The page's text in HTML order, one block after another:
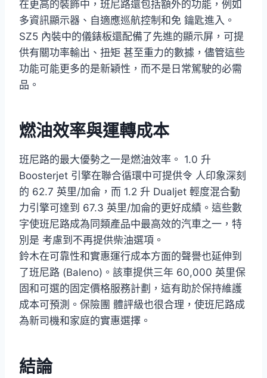
在更高的裝飾中，班尼路還包括額外的功能，例如
多資訊顯示器、自適應巡航控制和免 鑰匙進入。
SZ5 內裝中的儀錶板還配備了先進的顯示屏，可提
供有關功率輸出、扭矩 甚至重力的數據，儘管這些
功能可能更多的是新穎性，而不是日常駕駛的必需
品。
燃油效率與運轉成本
班尼路的最大優勢之一是燃油效率。 1.0 升
Boosterjet 引擎在聯合循環中可提供令 人印象深刻
的 62.7 英里/加侖，而 1.2 升 Dualjet 輕度混合動
力引擎可達到 67.3 英里/加侖的更好成績。這些數
字使班尼路成為同類產品中最高效的汽車之一，特
別是 考慮到不再提供柴油選項。
鈴木在可靠性和實惠運行成本方面的聲譽也延伸到
了班尼路 (Baleno)。該車提供三年 60,000 英里保
固和可選的固定價格服務計劃，這有助於保持維護
成本可預測。保險團 體評級也很合理，使班尼路成
為新司機和家庭的實惠選擇。
結論